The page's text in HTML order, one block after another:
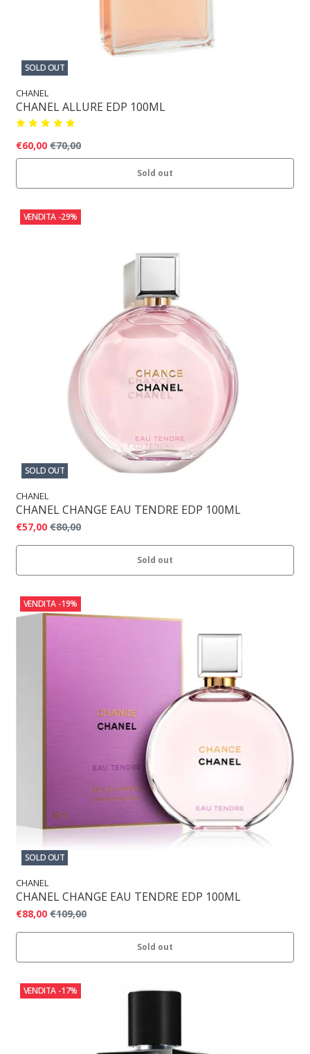
SOLD OUT
CHANEL
CHANEL ALLURE EDP 100ML
€60,00 €70,00
Sold out
VENDITA -29%
SOLD OUT
CHANEL
CHANEL CHANGE EAU TENDRE EDP 100ML
€57,00 €80,00
Sold out
VENDITA -19%
SOLD OUT
CHANEL
CHANEL CHANGE EAU TENDRE EDP 100ML
€88,00 €109,00
Sold out
VENDITA -17%